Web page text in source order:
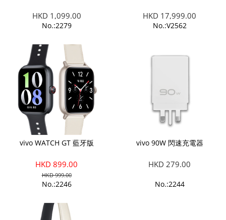
HKD 1,099.00
No.:2279
HKD 17,999.00
No.:V2562
vivo WATCH GT 藍牙版
HKD 899.00
HKD 999.00
No.:2246
vivo 90W 閃速充電器
HKD 279.00
No.:2244